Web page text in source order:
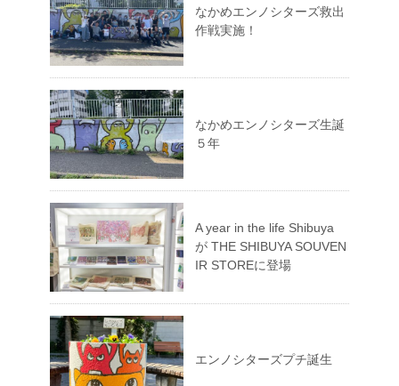
なかめエンノシターズ救出
作戦実施！
なかめエンノシターズ生誕
５年
A year in the life Shibuya
が THE SHIBUYA SOUVEN
IR STOREに登場
エンノシターズプチ誕生